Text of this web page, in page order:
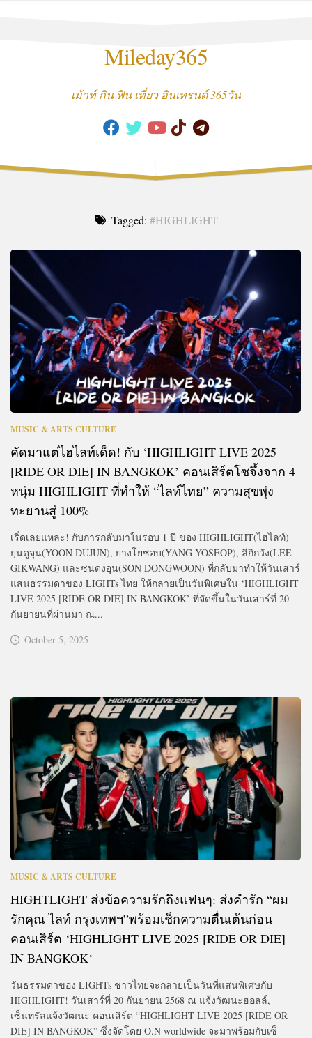
Mileday365
เม้าท์ กิน ฟิน เที่ยว อินเทรนด์ 365วัน
Tagged: #HIGHLIGHT
MUSIC & ARTS CULTURE
คัดมาแต่ไฮไลท์เด็ด! กับ ‘HIGHLIGHT LIVE 2025
[RIDE OR DIE] IN BANGKOK’ คอนเสิร์ตโซจึ้งจาก 4
หนุ่ม HIGHLIGHT ที่ทำให้ “ไลท์ไทย” ความสุขพุ่ง
ทะยานสู่ 100%
เริ่ดเลยแหละ! กับการกลับมาในรอบ 1 ปี ของ HIGHLIGHT(ไฮไลท์)
ยุนดูจุน(YOON DUJUN), ยางโยซอบ(YANG YOSEOP), ลีกิกวัง(LEE
GIKWANG) และซนดงอุน(SON DONGWOON) ที่กลับมาทำให้วันเสาร์
แสนธรรมดาของ LIGHTs ไทย ให้กลายเป็นวันพิเศษใน ‘HIGHLIGHT
LIVE 2025 [RIDE OR DIE] IN BANGKOK’ ที่จัดขึ้นในวันเสาร์ที่ 20
กันยายนที่ผ่านมา ณ...
October 5, 2025
MUSIC & ARTS CULTURE
HIGHTLIGHT ส่งข้อความรักถึงแฟนๆ: ส่งคำรัก “ผม
รักคุณ ไลท์ กรุงเทพฯ”พร้อมเช็กความตื่นเต้นก่อน
คอนเสิร์ต ‘HIGHLIGHT LIVE 2025 [RIDE OR DIE]
IN BANGKOK‘
วันธรรมดาของ LIGHTs ชาวไทยจะกลายเป็นวันที่แสนพิเศษกับ
HIGHLIGHT! วันเสาร์ที่ 20 กันยายน 2568 ณ แจ้งวัฒนะฮอลล์,
เซ็นทรัลแจ้งวัฒนะ คอนเสิร์ต “HIGHLIGHT LIVE 2025 [RIDE OR
DIE] IN BANGKOK” ซึ่งจัดโดย O.N worldwide จะมาพร้อมกับเซ็